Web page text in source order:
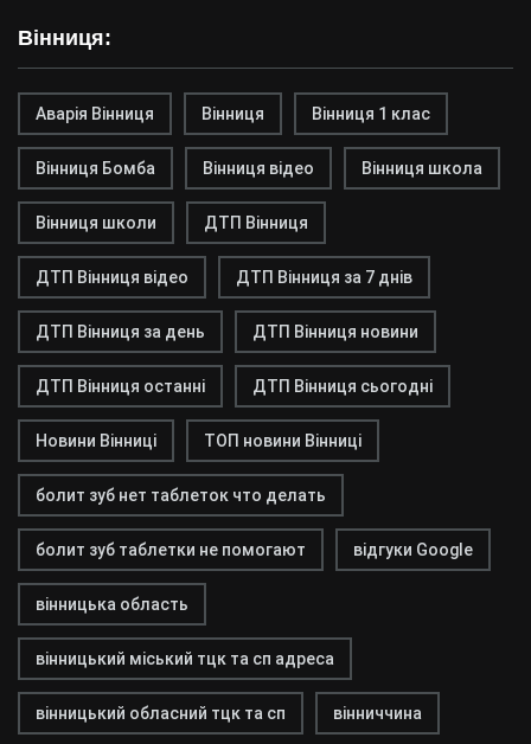
Вінниця:
Аварія Вінниця Вінниця Вінниця 1 клас
Вінниця Бомба Вінниця відео Вінниця школа
Вінниця школи ДТП Вінниця
ДТП Вінниця відео ДТП Вінниця за 7 днів
ДТП Вінниця за день ДТП Вінниця новини
ДТП Вінниця останні ДТП Вінниця сьогодні
Новини Вінниці ТОП новини Вінниці
болит зуб нет таблеток что делать
болит зуб таблетки не помогают відгуки Google
вінницька область
вінницький міський тцк та сп адреса
вінницький обласний тцк та сп вінниччина